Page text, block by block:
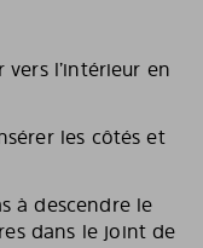
vers l’intérieur en
les côtés et
à descendre le
dans le joint de